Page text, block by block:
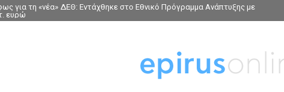
για τη «νέα» ΔΕΘ: Εντάχθηκε στο Εθνικό Πρόγραμμα Ανάπτυξης με
ευρώ